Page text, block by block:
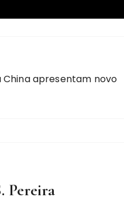
China apresentam novo
Pereira